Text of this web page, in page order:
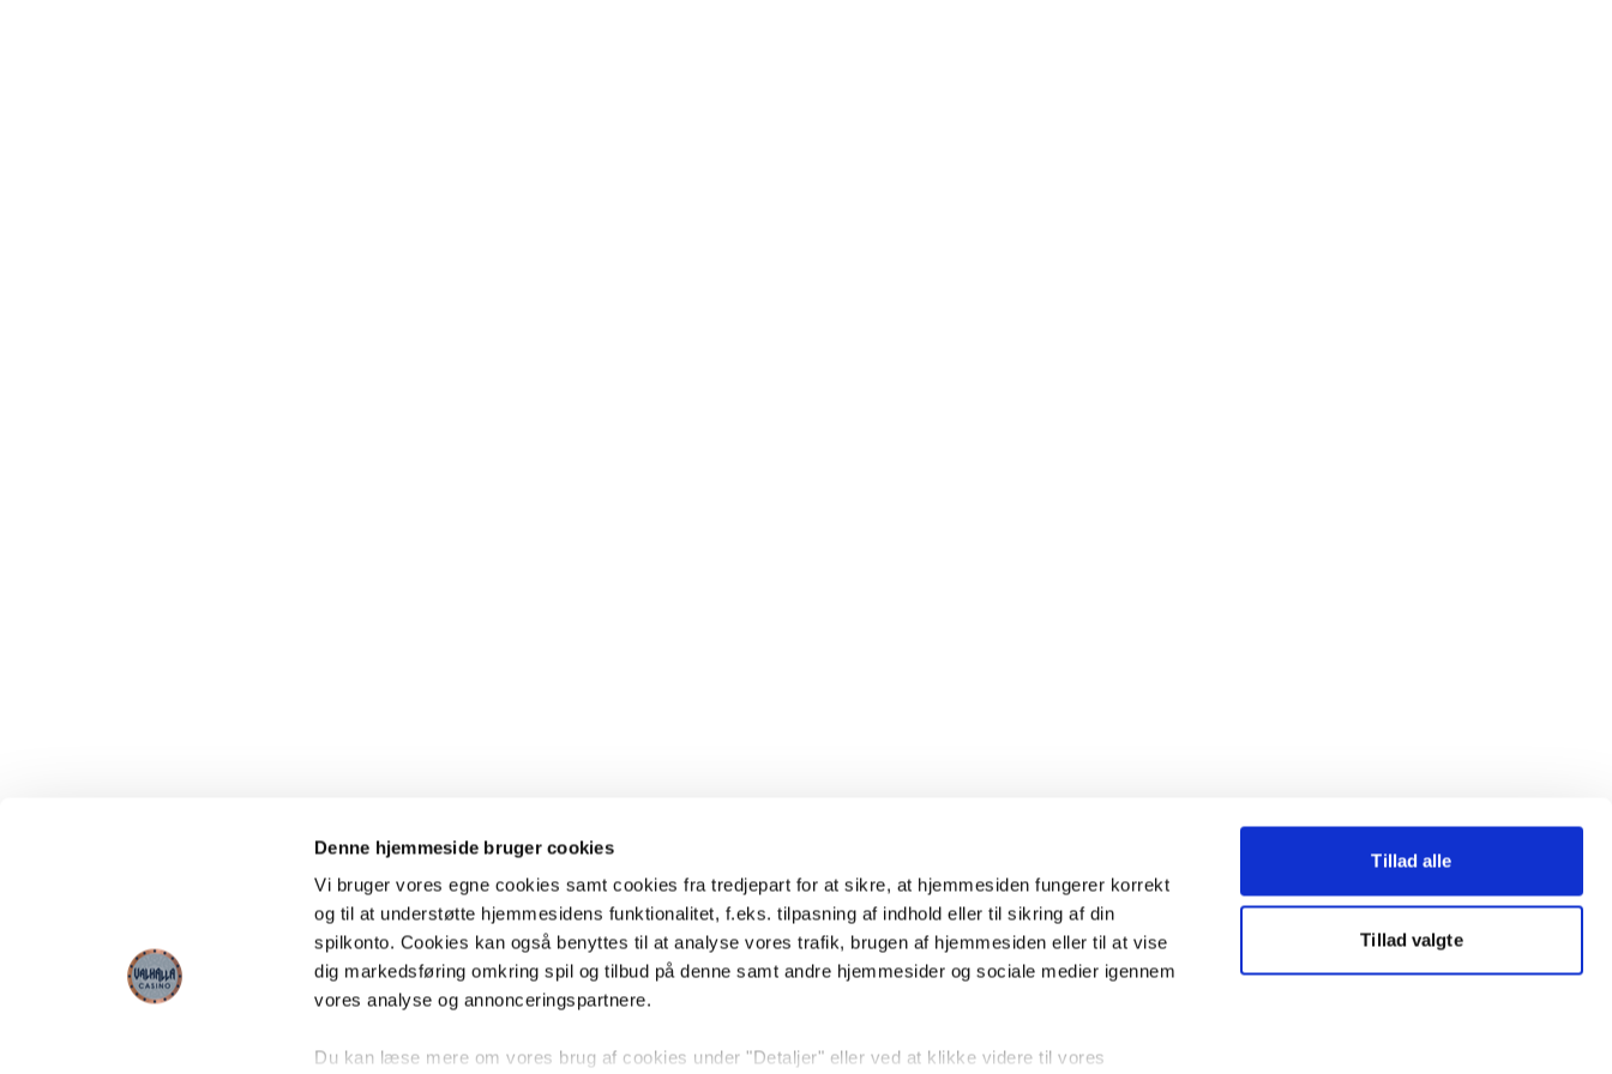
Denne hjemmeside bruger cookies
Vi bruger vores egne cookies samt cookies fra tredjepart for at sikre, at hjemmesiden fungerer korrekt
og til at understøtte hjemmesidens funktionalitet, f.eks. tilpasning af indhold eller til sikring af din
spilkonto. Cookies kan også benyttes til at analyse vores trafik, brugen af hjemmesiden eller til at vise
dig markedsføring omkring spil og tilbud på denne samt andre hjemmesider og sociale medier igennem
vores analyse og annonceringspartnere.
Du kan læse mere om vores brug af cookies under "Detaljer" eller ved at klikke videre til vores
Tillad alle
Tillad valgte